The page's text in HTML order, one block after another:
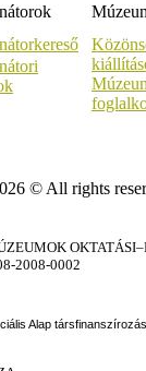
© All rights
2008-0002
Alap